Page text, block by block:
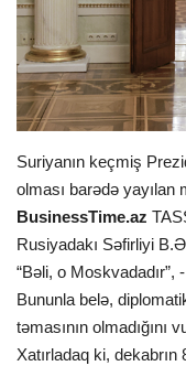
İDMAN
FORMULA 1
DÜNYA
ANALİTİKA
Multimedia
Suriyanın keçmiş
olması barədə yayılan
BusinessTime.az
Rusiyadakı Səfirliyi
“Bəli, o
Bununla belə,
təmasının olmadığını
Xatırladaq ki,